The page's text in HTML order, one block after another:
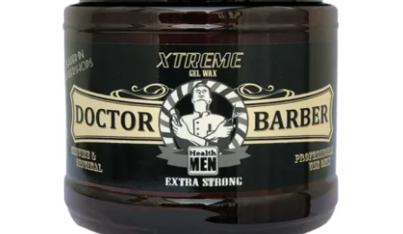
Marcas
Opiniones Vita Asanti | Reseñas reales de nuestros clientes
Panel de afiliado
Política de Cookies
Política de Cookies